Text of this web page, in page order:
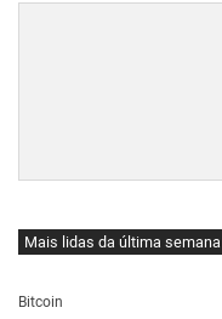
Mais lidas da última semana
Bitcoin